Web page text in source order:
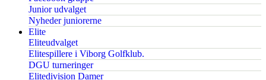
Junior udvalget
Nyheder juniorerne
Elite
Eliteudvalget
Elitespillere i Viborg Golfklub.
DGU turneringer
Elitedivision Damer